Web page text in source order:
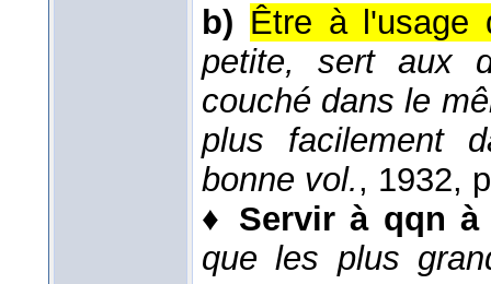
b) Être à l'usage
petite, sert aux
couché dans le
plus facilement
bonne vol., 1932,
♦ Servir à qqn
que les plus